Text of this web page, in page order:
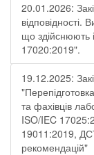
20.01.2026:
відповідності.
що здійснюють
17020:2019".
19.12.2025:
та фахівців
ISO/IEC
19011:2019,
рекомендацій"